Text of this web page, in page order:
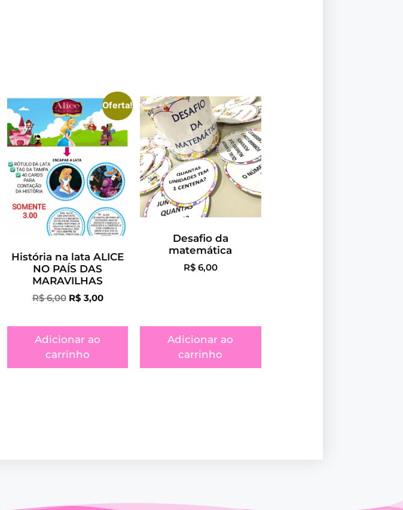
Oferta!
História na lata ALICE
NO PAÍS DAS
MARAVILHAS
R$6,00 R$ 3,00
Adicionar ao
carrinho
Desafio da
matemática
R$6,00
Adicionar ao
carrinho